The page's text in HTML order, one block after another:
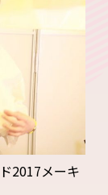
2017メーキ